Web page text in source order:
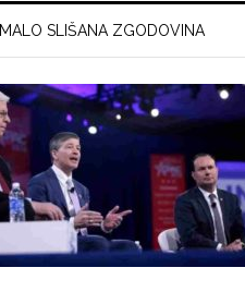
MALO SLIŠANA ZGODOVINA